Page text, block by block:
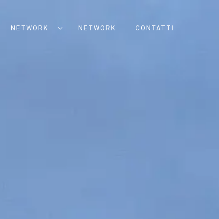
NETWORK NETWORK CONTATTI